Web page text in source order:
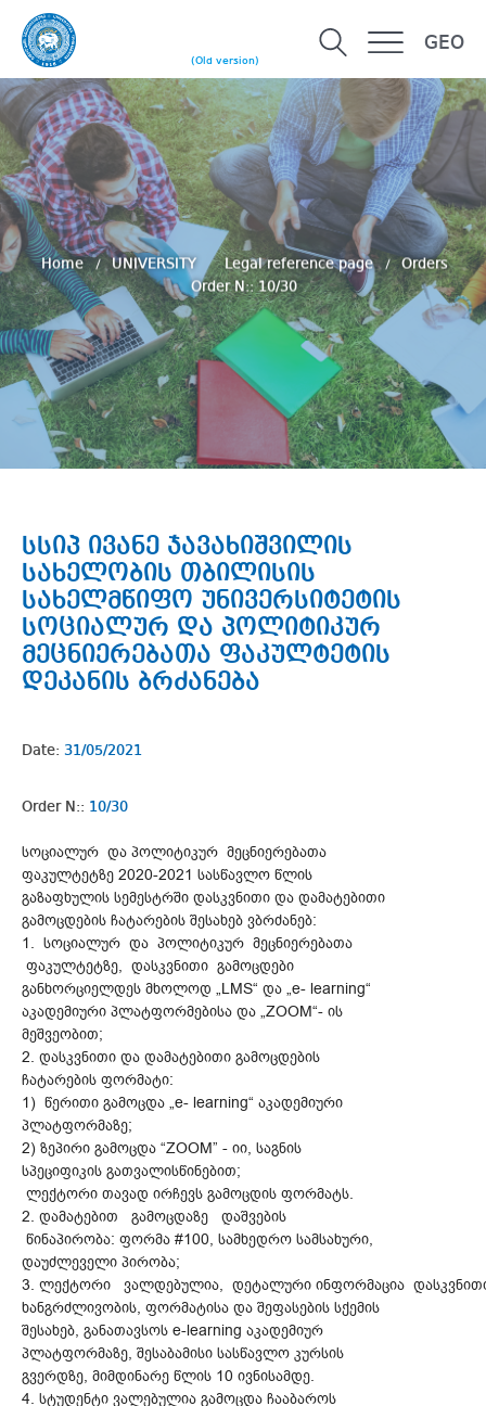
(Old version)
GEO
Home UNIVERSITY Legal reference page
Orders
Order N:: 10/30
სსიპ ივანე ჯავახიშვილის
სახელობის თბილისის
სახელმწიფო უნივერსიტეტის
სოციალურ და პოლიტიკურ
მეცნიერებათა ფაკულტეტის
დეკანის ბრძანება
Date: 31/05/2021
Order N:: 10/30
სოციალურ და პოლიტიკურ მეცნიერებათა
ფაკულტეტზე 2020-2021 სასწავლო წლის
გაზაფხულის სემესტრში დასკვნითი და დამატებითი
გამოცდების ჩატარების შესახებ ვბრძანებ:
1. სოციალურ და პოლიტიკურ მეცნიერებათა
ფაკულტეტზე, დასკვნითი გამოცდები
განხორციელდეს მხოლოდ „LMS“ და „e- learning“
აკადემიური პლატფორმებისა და „ZOOM“- ის
მეშვეობით;
2. დასკვნითი და დამატებითი გამოცდების
ჩატარების ფორმატი:
1) წერითი გამოცდა „e- learning“ აკადემიური
პლატფორმაზე;
2) ზეპირი გამოცდა “ZOOM” - იი, საგნის
სპეციფიკის გათვალისწინებით;
ლექტორი თავად ირჩევს გამოცდის ფორმატს.
2. დამატებით გამოცდაზე დაშვების
წინაპირობა: ფორმა #100, სამხედრო სამსახური,
დაუძლეველი პირობა;
3. ლექტორი ვალდებულია, დეტალური ინფორმაცია
ხანგრძლივობის, ფორმატისა და შეფასების სქემის
შესახებ, განათავსოს e-learning აკადემიურ
პლატფორმაზე, შესაბამისი სასწავლო კურსის
გვერდზე, მიმდინარე წლის 10 ივნისამდე.
4. სტუდენტი ვალებულია გამოცდა ჩააბაროს